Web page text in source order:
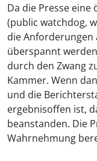
Da die Presse
(public watchdog,
die Anforderungen
überspannt
durch den Zwang
Kammer. Wenn
und die
ergebnisoffen ist,
beanstanden. Die
Wahrnehmung